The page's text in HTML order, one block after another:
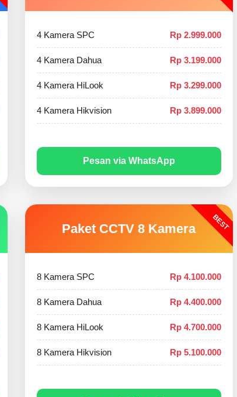
4 Kamera SPC Rp 2.999.000
4 Kamera Dahua Rp 3.199.000
4 Kamera HiLook Rp 3.299.000
4 Kamera Hikvision Rp 3.899.000
Pesan via WhatsApp
BEST
Paket CCTV 8 Kamera
8 Kamera SPC Rp 4.100.000
8 Kamera Dahua Rp 4.400.000
8 Kamera HiLook Rp 4.700.000
8 Kamera Hikvision Rp 5.100.000